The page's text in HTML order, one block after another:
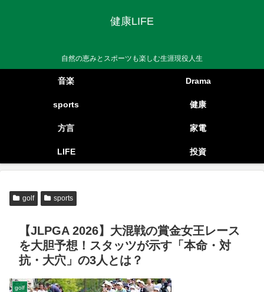
健康LIFE
自然の恵みとスポーツも楽しむ生涯現役人生
音楽 Drama
sports 健康
方言 家電
LIFE 投資
golf sports
【JLPGA 2026】大混戦の賞金女王レース
を大胆予想！スタッツが示す「本命・対
抗・大穴」の3人とは？
golf